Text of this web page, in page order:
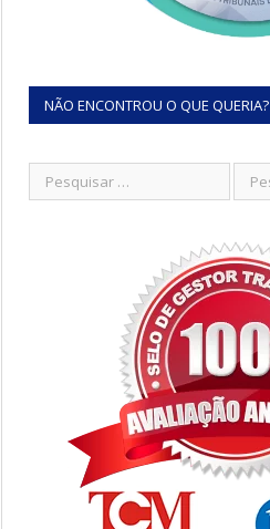
NÃO ENCONTROU O QUE QUERIA?